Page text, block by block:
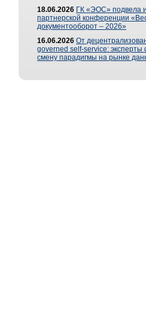
18.06.2026 ГК «ЭОС» подвела
партнерской конференции
документооборот – 2026»
16.06.2026 От
governed self-service: эксперты
смену парадигмы на рынке